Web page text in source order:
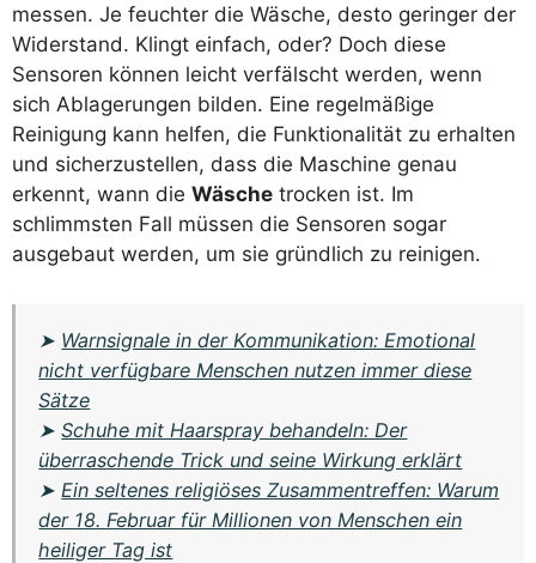
messen. Je feuchter die Wäsche, desto geringer der
Widerstand. Klingt einfach, oder? Doch diese
Sensoren können leicht verfälscht werden, wenn
sich Ablagerungen bilden. Eine regelmäßige
Reinigung kann helfen, die Funktionalität zu erhalten
und sicherzustellen, dass die Maschine genau
erkennt, wann die Wäsche trocken ist. Im
schlimmsten Fall müssen die Sensoren sogar
ausgebaut werden, um sie gründlich zu reinigen.
➤ Warnsignale in der Kommunikation: Emotional
nicht verfügbare Menschen nutzen immer diese
Sätze
➤Schuhe mit Haarspray behandeln: Der
überraschende Trick und seine Wirkung erklärt
➤ Ein seltenes religiöses Zusammentreffen: Warum
der 18. Februar für Millionen von Menschen ein
heiliger Tag ist